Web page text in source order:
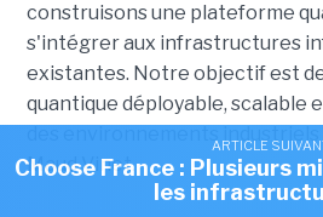
construisons une plateforme
s'intégrer aux infrastructures
existantes. Notre objectif est
quantique déployable, scalable
Maud Vinet.
ARTICLE
Choose France : Plusieurs
les